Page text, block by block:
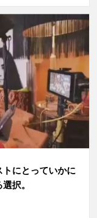
にとっていかに
択。